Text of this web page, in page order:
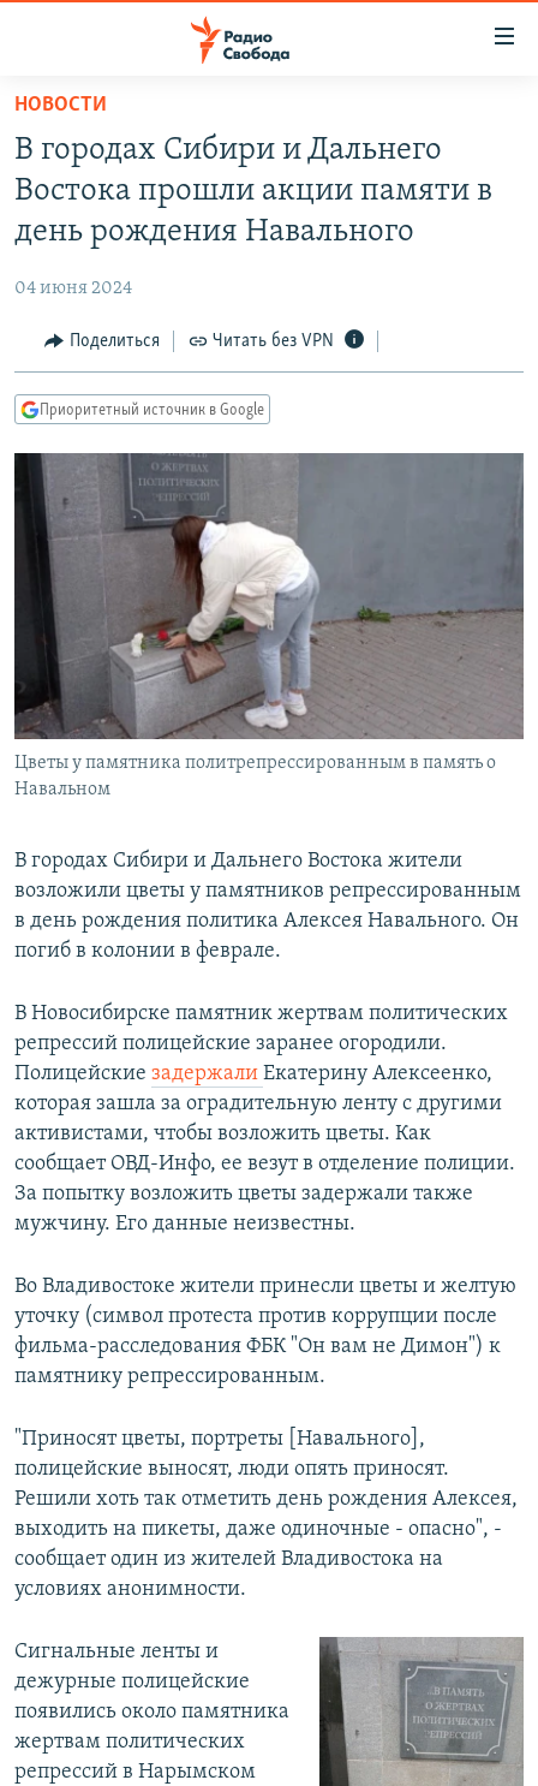
упрощенного
доступа
Вернуться
основному
Вернутся
Вернутся
поиску
ПОДКАСТЫ
АВТОРСКИЕ ПРОЕКТЫ
МНЕНИЯ
КУЛЬТУРА
КАВКАЗ.РЕАЛИИ
СЕВЕР.РЕАЛИИ
СИБИРЬ.РЕАЛИИ
РАСПИСАНИЕ ВЕЩАНИЯ
ПОДПИШИТЕСЬ НА РАССЫЛКУ
СОЦИАЛЬНЫЕ СЕТИ
НОВОСТИ
В городах Сибири и Дальнего
Востока прошли акции памяти в
день рождения Навального
04 июня 2024
Поделиться Читать без VPN
Приоритетный источник в Google
Цветы у памятника политрепрессированным в память о
Навальном
В городах Сибири и Дальнего Востока жители
возложили цветы у памятников репрессированным
в день рождения политика Алексея Навального. Он
погиб в колонии в феврале.
В Новосибирске памятник жертвам политических
репрессий полицейские заранее огородили.
Полицейские задержали Екатерину Алексеенко,
которая зашла за оградительную ленту с другими
активистами, чтобы возложить цветы. Как
сообщает ОВД-Инфо, ее везут в отделение полиции.
За попытку возложить цветы задержали также
мужчину. Его данные неизвестны.
Во Владивостоке жители принесли цветы и желтую
уточку (символ протеста против коррупции после
фильма-расследования ФБК "Он вам не Димон") к
памятнику репрессированным.
"Приносят цветы, портреты [Навального],
полицейские выносят, люди опять приносят.
Решили хоть так отметить день рождения Алексея,
выходить на пикеты, даже одиночные - опасно", -
сообщает один из жителей Владивостока на
условиях анонимности.
Сигнальные ленты и
дежурные полицейские
появились около памятника
жертвам политических
репрессий в Нарымском